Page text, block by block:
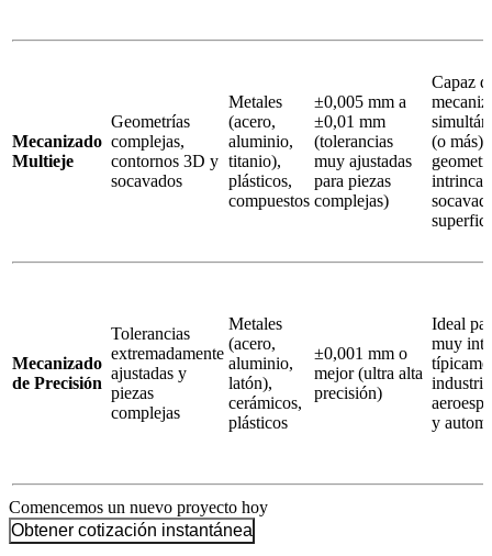
Mecanizado
Multieje
Geometrías
complejas,
contornos 3D y
socavados
Metales
(acero,
aluminio,
titanio),
plásticos,
compuestos
±0,005 mm a
±0,01 mm
(tolerancias
muy ajustadas
para piezas
complejas)
Capaz
(o más),
Mecanizado
de Precisión
Tolerancias
extremadamente
ajustadas y
piezas
complejas
Metales
(acero,
aluminio,
latón),
cerámicos,
plásticos
±0,001 mm o
mejor (ultra alta
precisión)
Ideal
muy
y
Comencemos un nuevo proyecto hoy
Obtener cotización instantánea